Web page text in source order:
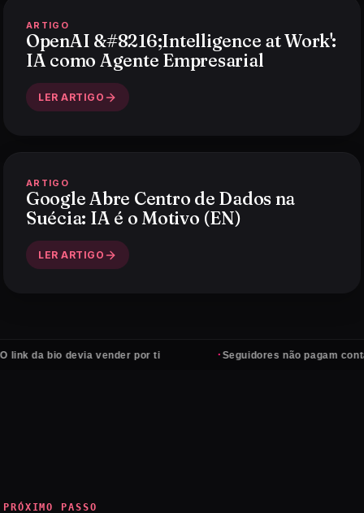
ARTIGO
OpenAI &#8216;Intelligence at Work':
IA como Agente Empresarial
LER ARTIGO
ARTIGO
Google Abre Centro de Dados na
Suécia: IA é o Motivo (EN)
LER ARTIGO
bio devia vender por ti Seguidores não pagam contas —
PRÓXIMO PASSO